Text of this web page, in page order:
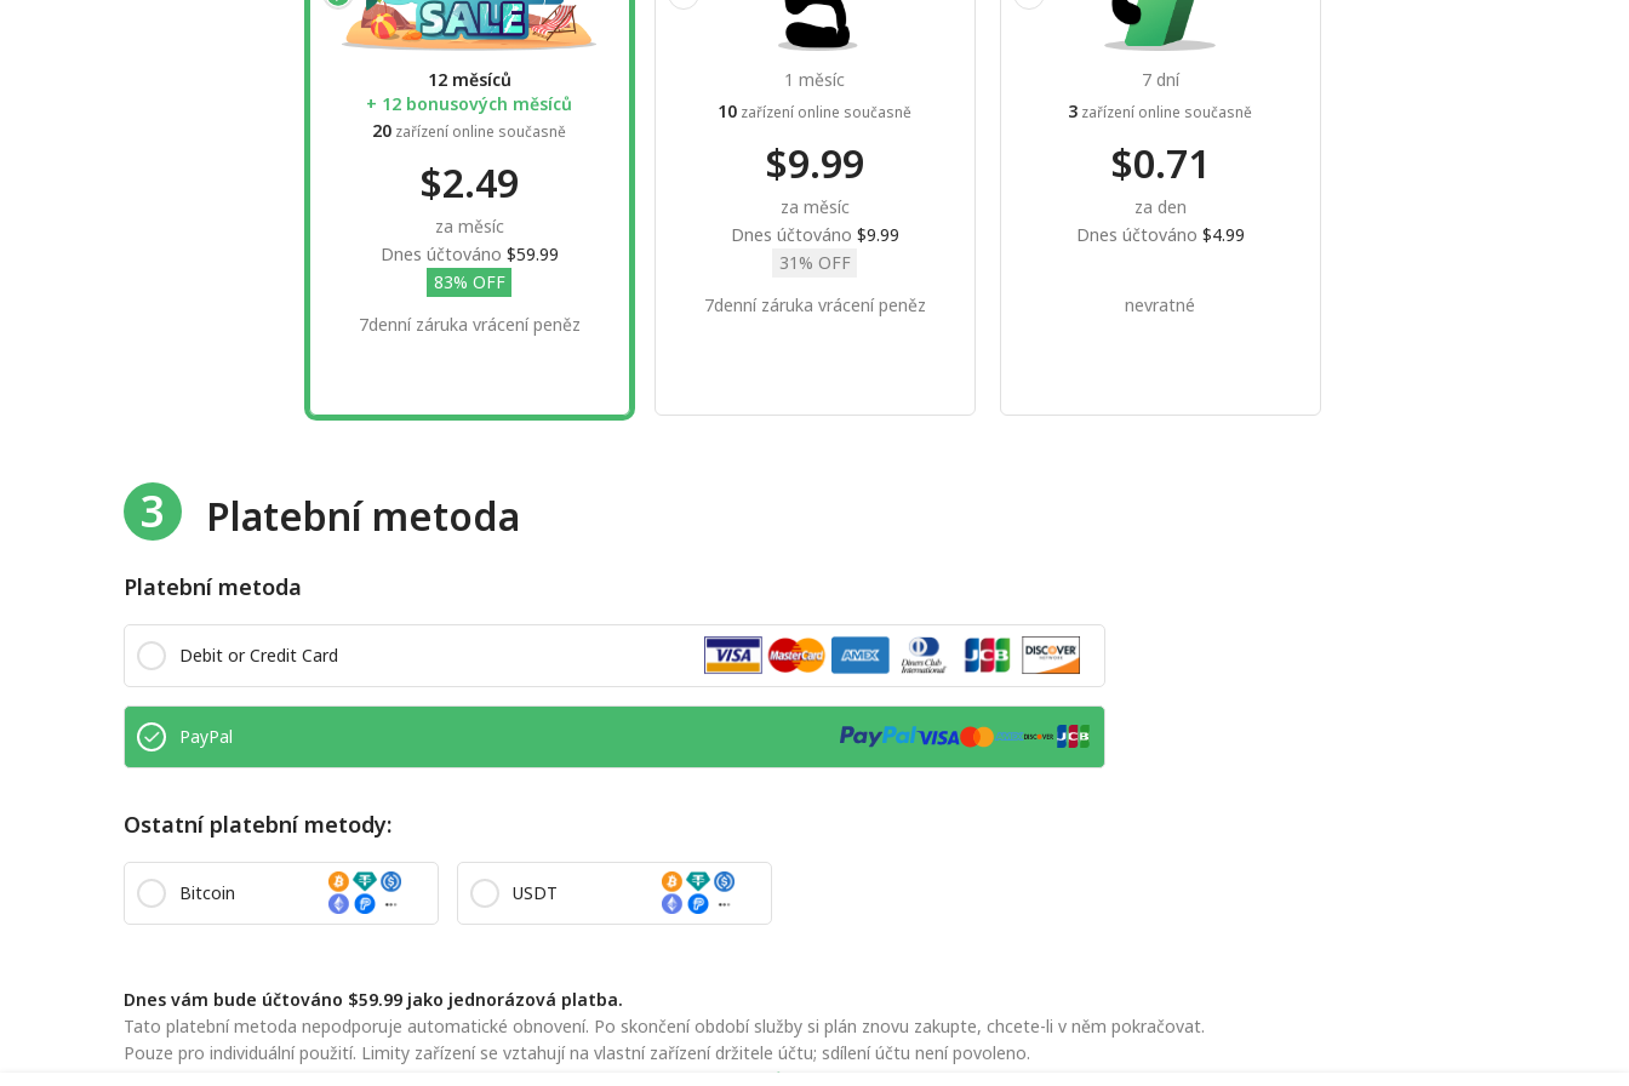
12 měsíců
+ 12 bonusových měsíců
20 zařízení online současně
$2.49
za měsíc
Dnes účtováno $59.99
83% OFF
7denní záruka vrácení peněz
1 měsíc
10 zařízení online současně
$9.99
za měsíc
Dnes účtováno $9.99
31% OFF
7denní záruka vrácení peněz
7 dní
3 zařízení online současně
$0.71
za den
Dnes účtováno $4.99
nevratné
3 Platební metoda
Platební metoda
Debit or Credit Card
PayPal
Ostatní platební metody:
Bitcoin USDT
Dnes vám bude účtováno $59.99 jako jednorázová platba.
Tato platební metoda nepodporuje automatické obnovení. Po skončení období služby si plán znovu zakupte, chcete-li v něm pokračovat.
Pouze pro individuální použití. Limity zařízení se vztahují na vlastní zařízení držitele účtu; sdílení účtu není povoleno.
Zásadami ochrany osobních údajů